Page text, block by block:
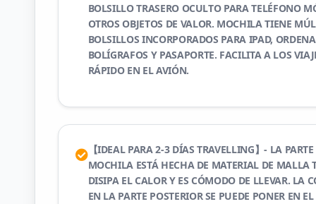
BOLSILLO TRASERO OCULTO PARA TELÉFONO
OTROS OBJETOS DE VALOR. MOCHILA TIENE
BOLSILLOS INCORPORADOS PARA IPAD,
BOLÍGRAFOS Y PASAPORTE. FACILITA A LOS
RÁPIDO EN EL AVIÓN.
【IDEAL PARA 2-3 DÍAS TRAVELLING】- LA
MOCHILA ESTÁ HECHA DE MATERIAL DE MALLA
DISIPA EL CALOR Y ES CÓMODO DE LLEVAR. LA
EN LA PARTE POSTERIOR SE PUEDE PONER EN